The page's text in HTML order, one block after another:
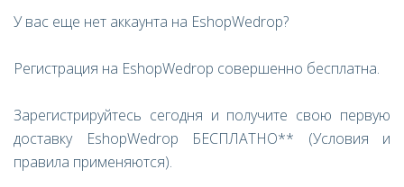
У вас еще нет аккаунта на EshopWedrop?
Регистрация на EshopWedrop совершенно бесплатна.
Зарегистрируйтесь сегодня и получите свою первую
доставку EshopWedrop БЕСПЛАТНО** (Условия и
правила применяются).